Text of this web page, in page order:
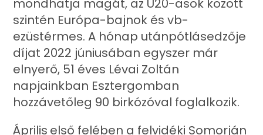
mondhatja magát, az U20-asok között
szintén Európa-bajnok és vb-
ezüstérmes. A hónap utánpótlásedzője
díjat 2022 júniusában egyszer már
elnyerő, 51 éves Lévai Zoltán
napjainkban Esztergomban
hozzávetőleg 90 birkózóval foglalkozik.
Április első felében a felvidéki Somorján